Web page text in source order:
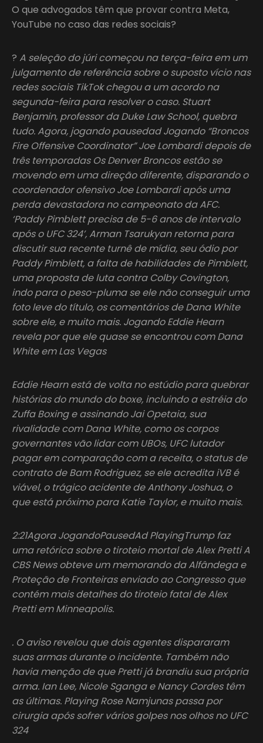
O que advogados têm que provar contra Meta,
YouTube no caso das redes sociais?
? A seleção do júri começou na terça-feira em um
julgamento de referência sobre o suposto vício nas
redes sociais TikTok chegou a um acordo na
segunda-feira para resolver o caso. Stuart
Benjamin, professor da Duke Law School, quebra
tudo. Agora, jogando pausedad Jogando “Broncos
Fire Offensive Coordinator” Joe Lombardi depois de
três temporadas Os Denver Broncos estão se
movendo em uma direção diferente, disparando o
coordenador ofensivo Joe Lombardi após uma
perda devastadora no campeonato da AFC.
‘Paddy Pimblett precisa de 5-6 anos de intervalo
após o UFC 324’, Arman Tsarukyan retorna para
discutir sua recente turnê de mídia, seu ódio por
Paddy Pimblett, a falta de habilidades de Pimblett,
uma proposta de luta contra Colby Covington,
indo para o peso-pluma se ele não conseguir uma
foto leve do título, os comentários de Dana White
sobre ele, e muito mais. Jogando Eddie Hearn
revela por que ele quase se encontrou com Dana
White em Las Vegas
Eddie Hearn está de volta no estúdio para quebrar
histórias do mundo do boxe, incluindo a estréia do
Zuffa Boxing e assinando Jai Opetaia, sua
rivalidade com Dana White, como os corpos
governantes vão lidar com UBOs, UFC lutador
pagar em comparação com a receita, o status de
contrato de Bam Rodriguez, se ele acredita iVB é
viável, o trágico acidente de Anthony Joshua, o
que está próximo para Katie Taylor, e muito mais.
2:21Agora JogandoPausedAd PlayingTrump faz
uma retórica sobre o tiroteio mortal de Alex Pretti A
CBS News obteve um memorando da Alfândega e
Proteção de Fronteiras enviado ao Congresso que
contém mais detalhes do tiroteio fatal de Alex
Pretti em Minneapolis.
. O aviso revelou que dois agentes dispararam
suas armas durante o incidente. Também não
havia menção de que Pretti já brandiu sua própria
arma. Ian Lee, Nicole Sganga e Nancy Cordes têm
as últimas. Playing Rose Namjunas passa por
cirurgia após sofrer vários golpes nos olhos no UFC
324